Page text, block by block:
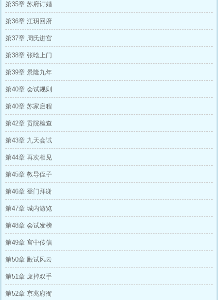
第35章 苏府订婚
第36章 江玥回府
第37章 周氏进宫
第38章 张晗上门
第39章 景隆九年
第40章 会试规则
第40章 苏家启程
第42章 贡院检查
第43章 九天会试
第44章 再次相见
第45章 教导侄子
第46章 登门拜谢
第47章 城内游览
第48章 会试发榜
第49章 宫中传信
第50章 殿试风云
第51章 废掉双手
第52章 京兆府衙